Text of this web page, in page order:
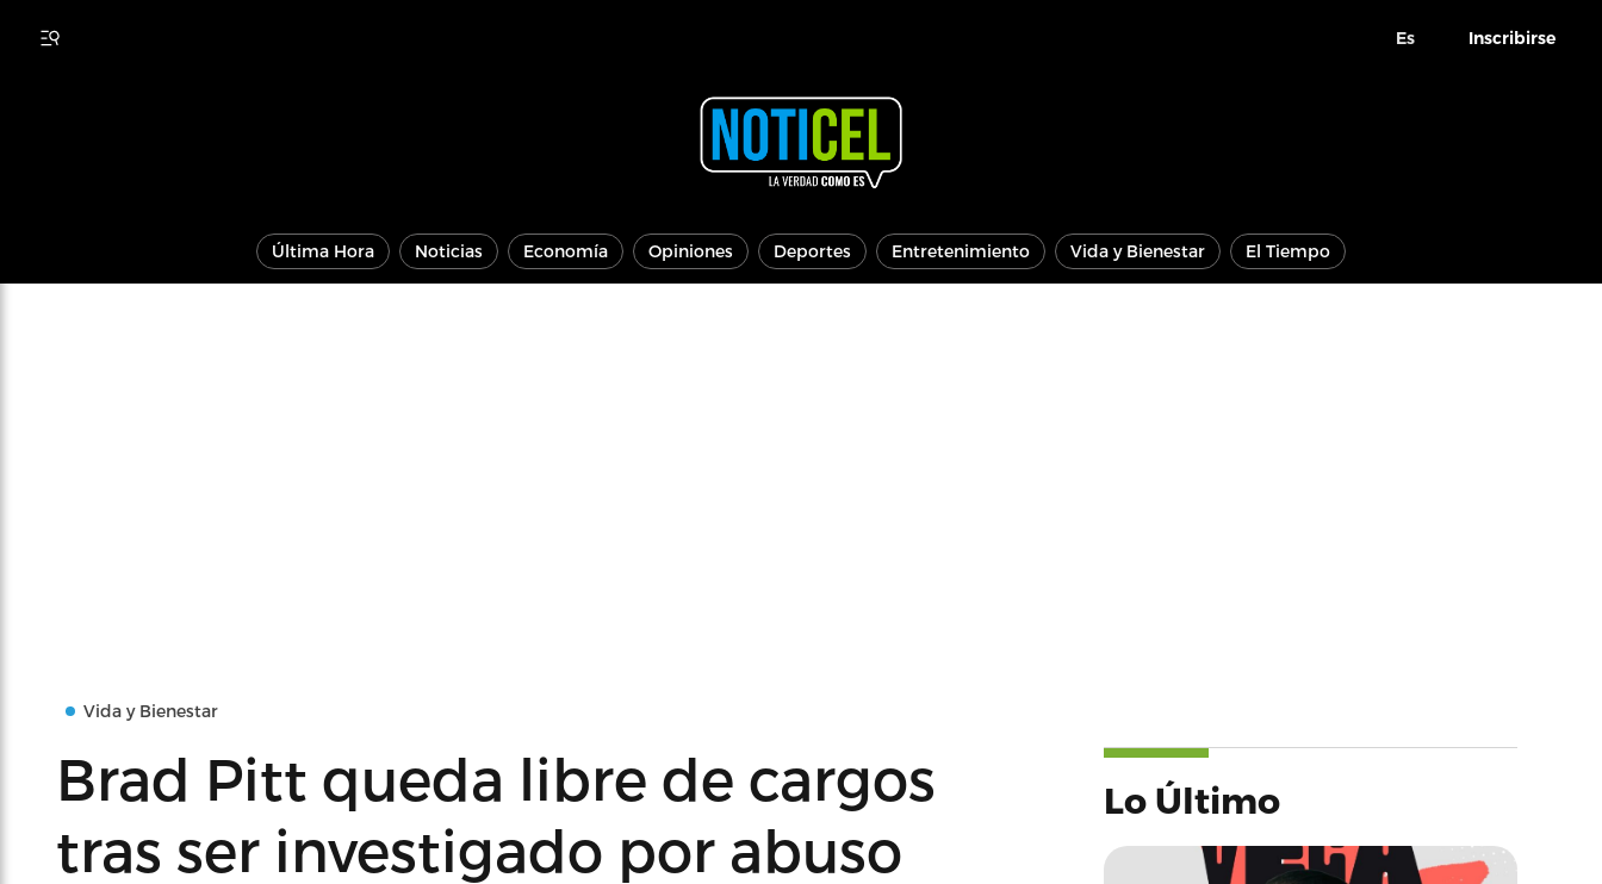
Es Inscribirse
Última Hora Noticias Economía Opiniones Deportes Entretenimiento Vida y Bienestar El Tiempo
Vida y Bienestar
Brad Pitt queda libre de cargos
tras ser investigado por abuso
Lo Último